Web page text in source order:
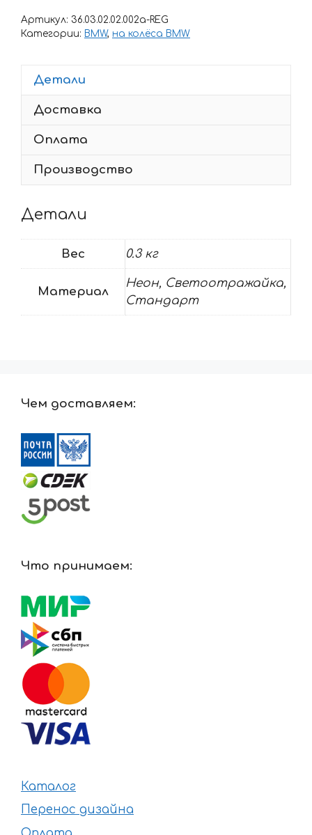
с
мотоцикла
Артикул: 36.03.02.02.002a-REG
Категории: BMW, на колёса BMW
Детали
Доставка
Оплата
Производство
Детали
Вес 0.3 кг
Материал
Неон, Светоотражайка,
Стандарт
Чем доставляем:
Что принимаем:
Каталог
Перенос дизайна